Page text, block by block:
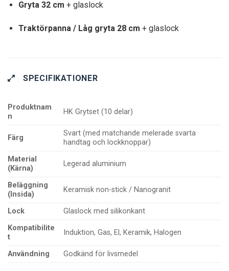
Gryta 32 cm + glaslock
Traktörpanna / Låg gryta 28 cm + glaslock
SPECIFIKATIONER
Produktnam
n
HK Grytset (10 delar)
Färg
Svart (med matchande melerade svarta
handtag och lockknoppar)
Material
(Kärna)
Legerad aluminium
Beläggning
(Insida)
Keramisk non-stick / Nanogranit
Lock
Glaslock med silikonkant
Kompatibilite
t
Induktion, Gas, El, Keramik, Halogen
Användning Godkänd för livsmedel